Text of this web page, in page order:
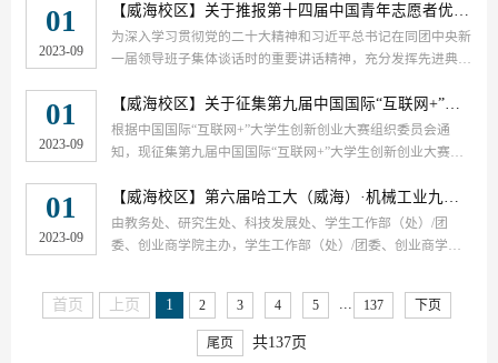
532名学生赴山西省浮山县、西藏自治区拉萨市、云南省宁蒗
县、四川省南溪区、新疆维吾尔自治区富蕴县、陕西省扶风
县、陕西省太白县、广西壮族自治区金秀县、黑龙江省爱辉
曲麻莱县、甘肃省舟曲县、新疆维...
01
2023-09
【威海校区】 关于推报第十四届中国青年志愿者优秀个人奖、组织奖的公示
为深入学习贯彻党的二十大精神和习近平总书记在同团中央新
一届领导班子集体谈话时的重要讲话精神，充分发挥先进典型
青年志愿者弘扬志愿精神，为强国建设、民族复兴伟业而奋
斗，根据《共青团中央评比表彰管理办法》，共青团中央、中
国青年志愿者协会决定开展第十四届中国青年志愿者优秀个人
委发布通知，经过个人/...
01
2023-09
【威海校区】 关于征集第九届中国国际“互联网+”大学生创新创业大赛评审专家的通知
根据中国国际“互联网+”大学生创新创业大赛组织委员会通
知，现征集第九届中国国际“互联网+”大学生创新创业大赛评
家、投资专家，评审专家遴选标准请查看附件一，有意向报名
的老师，请在9月4日8:00前，扫描下方二维码登记信息，同时
填写附件二（第九届中国国际”互联网+“大赛评审专家推荐汇
01
2023-09
【威海校区】第六届哈工大（威海）·机械工业九院“校长杯”大学生科技创新大赛中期检查及创意竞赛补报的通知
由教务处、研究生处、科技发展处、学生工作部（处）/团
委、创业商学院主办，学生工作部（处）/团委、创业商学
“校长杯”大学生科技创新大赛于2023年3月29日发布通知，通
知发布以来各学院认真宣传组织，各学生团队认真备赛。本届
赛事按照“立项、中期检查、项目初审、决赛答辩”的方式进
行。按照“校长杯”大学生科技创新大赛日程安排，9月22日
首页 上页 1 2 3 4 5 ... 137 下页
尾页 共137页